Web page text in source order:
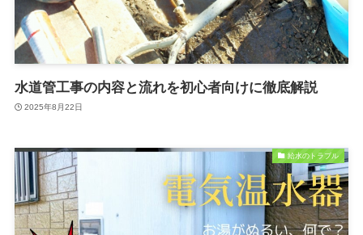
水道管工事の内容と流れを初心者向けに徹底解説
2025年8月22日
給水のトラブル